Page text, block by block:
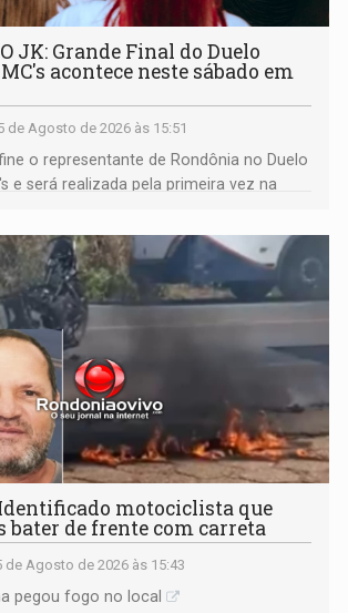
JK: Grande Final do Duelo
acontece neste sábado em
de Agosto de 2026 às 15:51
o representante de Rondônia no Duelo
e será realizada pela primeira vez na
motociclista que
bater de frente com carreta
de Agosto de 2026 às 15:43
pegou fogo no local